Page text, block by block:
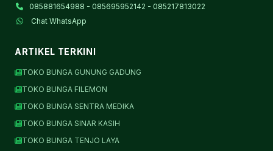
085881654988 - 085695952142 - 085217813022
Chat WhatsApp
ARTIKEL TERKINI
TOKO BUNGA GUNUNG GADUNG
TOKO BUNGA FILEMON
TOKO BUNGA SENTRA MEDIKA
TOKO BUNGA SINAR KASIH
TOKO BUNGA TENJO LAYA